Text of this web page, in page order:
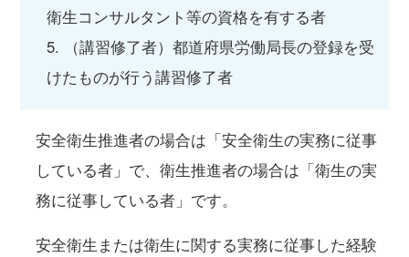
衛生コンサルタント等の資格を有する者
5. （講習修了者）都道府県労働局長の登録を受
けたものが行う講習修了者
安全衛生推進者の場合は「安全衛生の実務に従事
している者」で、衛生推進者の場合は「衛生の実
務に従事している者」です。
安全衛生または衛生に関する実務に従事した経験